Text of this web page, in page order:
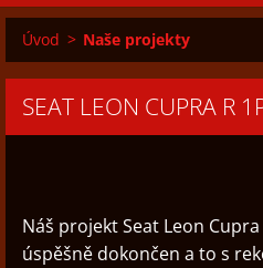
Úvod > Naše projekty
SEAT LEON CUPRA R
Náš projekt Seat Leon Cupra
úspěšně dokončen a to s